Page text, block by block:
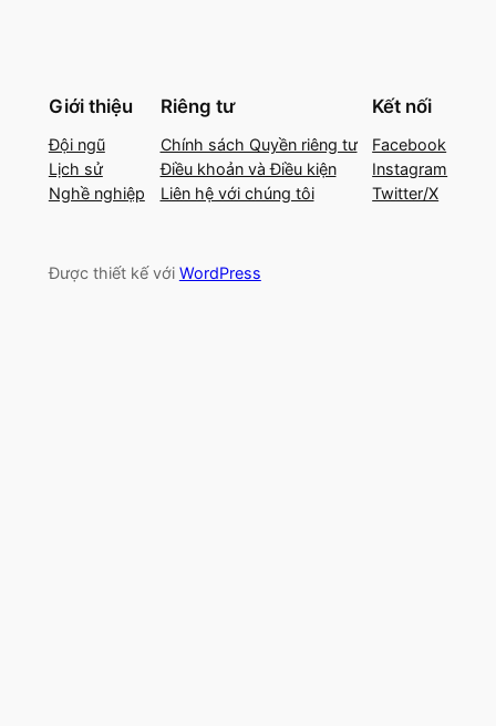
Giới thiệu
Đội ngũ
Lịch sử
Nghề nghiệp
Riêng tư
Chính sách Quyền riêng tư
Điều khoản và Điều kiện
Liên hệ với chúng tôi
Kết nối
Facebook
Instagram
Twitter/X
Được thiết kế với WordPress